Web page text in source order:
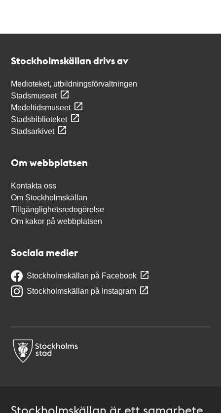
Stockholmskällan drivs av
Medioteket, utbildningsförvaltningen
Stadsmuseet
Medeltidsmuseet
Stadsbiblioteket
Stadsarkivet
Om webbplatsen
Kontakta oss
Om Stockholmskällan
Tillgänglighetsredogörelse
Om kakor på webbplatsen
Sociala medier
Stockholmskällan på Facebook
Stockholmskällan på Instagram
Stockholmskällan är ett samarbete